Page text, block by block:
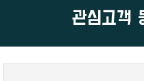
관심고객